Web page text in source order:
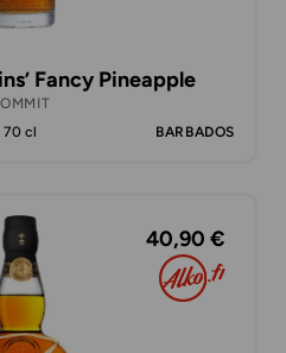
Fancy Pineapple
70 cl
BARBADOS
40,90 €